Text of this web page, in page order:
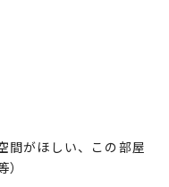
間がほしい、この部屋